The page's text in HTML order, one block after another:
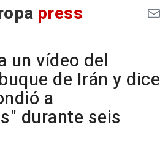
press
un vídeo del
de Irán y dice
a
durante seis